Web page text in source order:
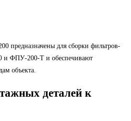
предназначены для сборки фильтров-
и ФПУ-200-Т и обеспечивают
объекта.
деталей к